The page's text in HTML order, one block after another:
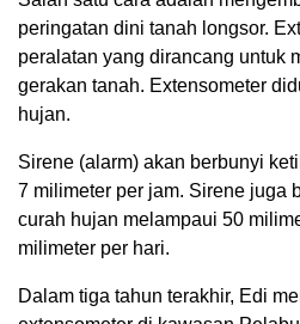
peringatan dini tanah longsor.
peralatan yang dirancang untuk
gerakan tanah. Extensometer
hujan.
Sirene (alarm) akan berbunyi
7 milimeter per jam. Sirene juga
curah hujan melampaui 50
milimeter per hari.
Dalam tiga tahun terakhir, Edi